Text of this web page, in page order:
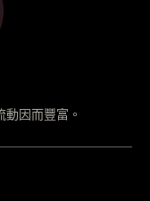
因而豐富。